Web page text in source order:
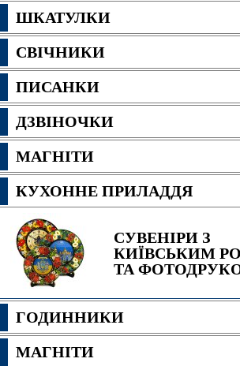
ШКАТУЛКИ
СВІЧНИКИ
ПИСАНКИ
ДЗВІНОЧКИ
МАГНІТИ
КУХОННЕ ПРИЛАДДЯ
СУВЕНІРИ З
КИЇВСЬКИМ
ТА
ГОДИННИКИ
МАГНІТИ